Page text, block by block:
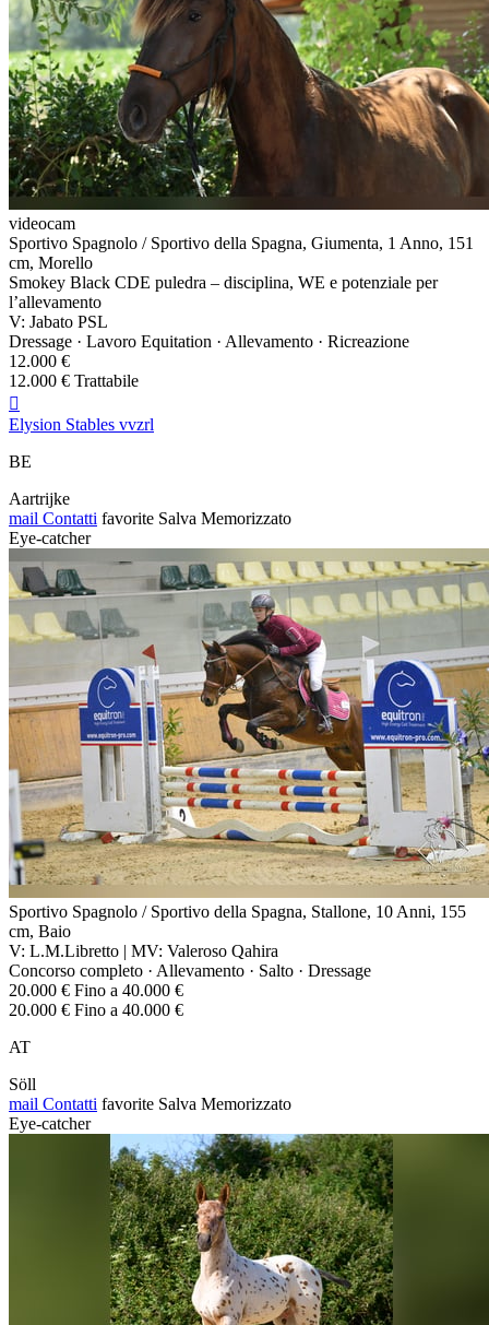
videocam
Sportivo Spagnolo / Sportivo della Spagna, Giumenta, 1 Anno, 151
cm, Morello
Smokey Black CDE puledra – disciplina, WE e potenziale per
l’allevamento
V: Jabato PSL
Dressage · Lavoro Equitation · Allevamento · Ricreazione
12.000 €
12.000 € Trattabile

Elysion Stables vvzrl
BE
Aartrijke
mail Contatti favorite Salva Memorizzato
Eye-catcher
Sportivo Spagnolo / Sportivo della Spagna, Stallone, 10 Anni, 155
cm, Baio
V: L.M.Libretto | MV: Valeroso Qahira
Concorso completo · Allevamento · Salto · Dressage
20.000 € Fino a 40.000 €
20.000 € Fino a 40.000 €
AT
Söll
mail Contatti favorite Salva Memorizzato
Eye-catcher